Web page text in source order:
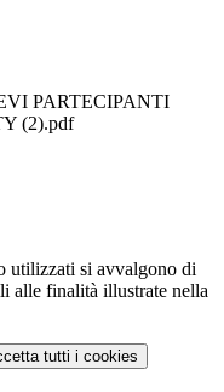
PARTECIPANTI
(2).pdf
utilizzati si avvalgono di
alle finalità illustrate nella
tutti i cookies